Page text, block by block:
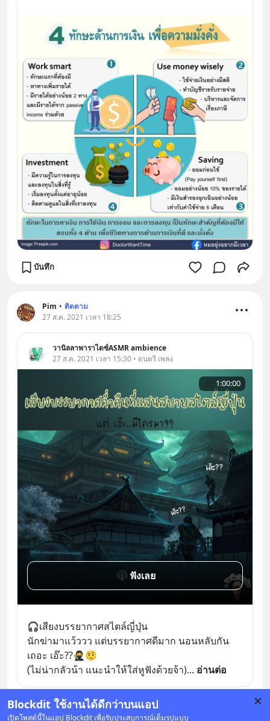
Blockdit ใช้งานได้ดีกว่าบนแอป
เปิดโพสต์นี้ในแอป Blockdit เพื่อรับประสบการณ์เต็มรูปแบบ
บันทึก
Pim • ติดตาม
27 ส.ค. 2021 เวลา 18:25
วานิลลาพาราไดซ์ASMR ambience
27 ส.ค. 2021 เวลา 15:30 • ดนตรี เพลง
1:00:00
ฟังเลย
🎧เสียงบรรยากาศสไตล์ญี่ปุ่น
นักฆ่ามาแว้ววว แต่บรรยากาศดีมาก นอนหลับกัน
เถอะ เอ๊ะ??🥷🤨
(ไม่น่ากลัวน้า แนะนำให้ใส่หูฟังด้วยจ้า)... อ่านต่อ
บันทึก